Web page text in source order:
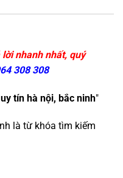
nhanh nhất, quý
308 308
tín hà nội, bắc ninh"
là từ khóa tìm kiếm